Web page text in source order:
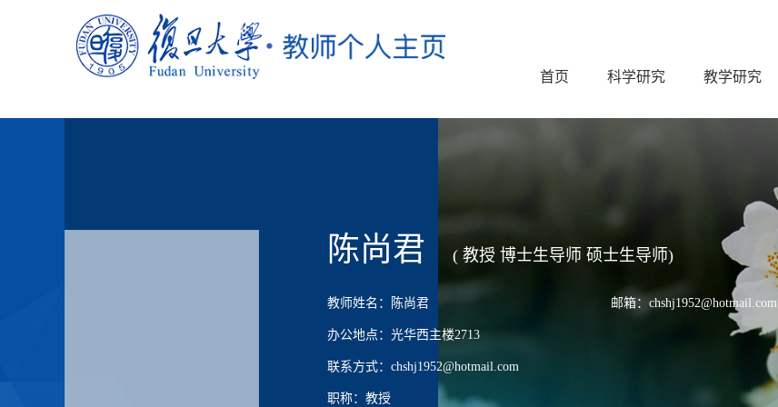
首页 科学研究 教学研究
陈尚君 ( 教授 博士生导师 硕士生导师)
教师姓名：陈尚君
办公地点：光华西主楼2713
联系方式：chshj1952@hotmail.com
职称：教授
邮箱：chshj1952@hotmail.com